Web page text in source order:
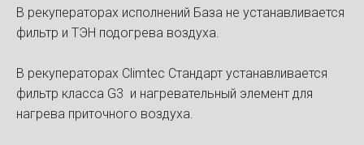
В рекуператорах исполнений База не устанавливается
фильтр и ТЭН подогрева воздуха.
В рекуператорах Climtec Стандарт устанавливается
фильтр класса G3 и нагревательный элемент для
нагрева приточного воздуха.